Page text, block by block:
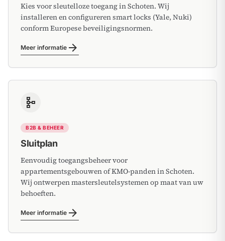
Kies voor sleutelloze toegang in Schoten. Wij
installeren en configureren smart locks (Yale, Nuki)
conform Europese beveiligingsnormen.
Meer informatie arrow_forward
schema
B2B & BEHEER
Sluitplan
Eenvoudig toegangsbeheer voor
appartementsgebouwen of KMO-panden in Schoten.
Wij ontwerpen mastersleutelsystemen op maat van uw
behoeften.
Meer informatie arrow_forward